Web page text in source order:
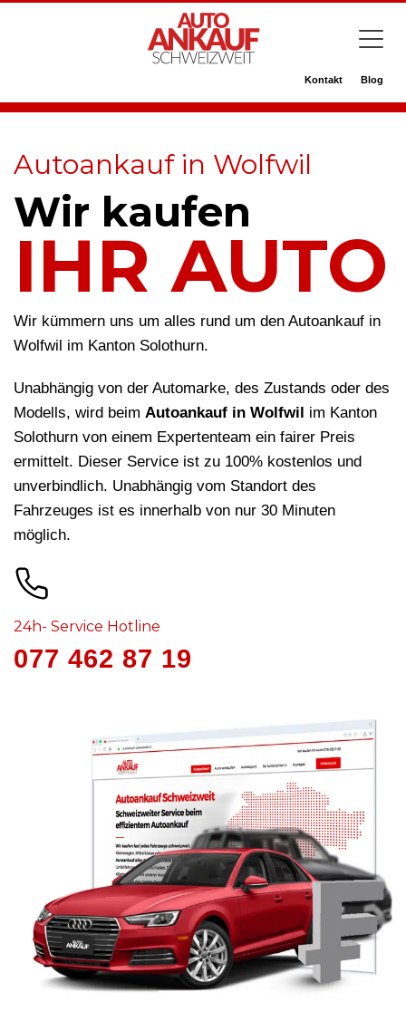
Kontakt Blog
Autoankauf in Wolfwil
Wir kaufen
IHR AUTO
Wir kümmern uns um alles rund um den Autoankauf in
Wolfwil im Kanton Solothurn.
Unabhängig von der Automarke, des Zustands oder des
Modells, wird beim Autoankauf in Wolfwil im Kanton
Solothurn von einem Expertenteam ein fairer Preis
ermittelt. Dieser Service ist zu 100% kostenlos und
unverbindlich. Unabhängig vom Standort des
Fahrzeuges ist es innerhalb von nur 30 Minuten
möglich.
24h- Service Hotline
077 462 87 19